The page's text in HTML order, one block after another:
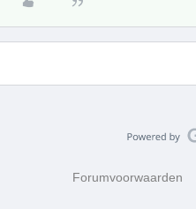
Forumvoorwaarden